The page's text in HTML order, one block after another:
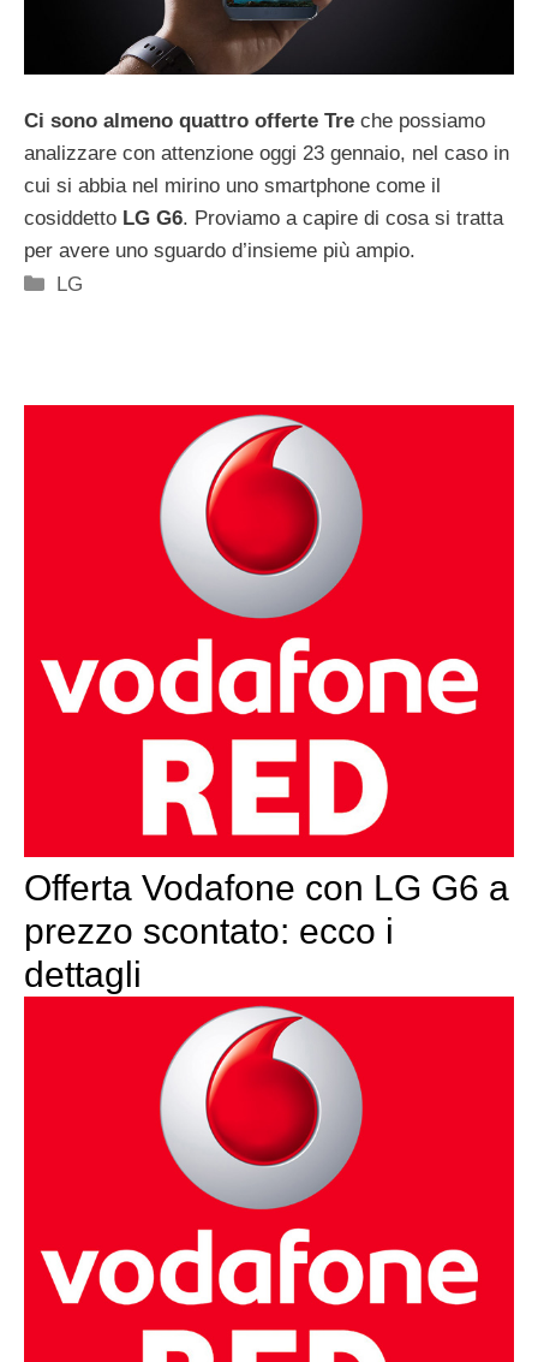
Ci sono almeno quattro offerte Tre che possiamo
analizzare con attenzione oggi 23 gennaio, nel caso in
cui si abbia nel mirino uno smartphone come il
cosiddetto LG G6. Proviamo a capire di cosa si tratta
per avere uno sguardo d’insieme più ampio.
Categorie
LG
Offerta Vodafone con LG G6 a
prezzo scontato: ecco i
dettagli